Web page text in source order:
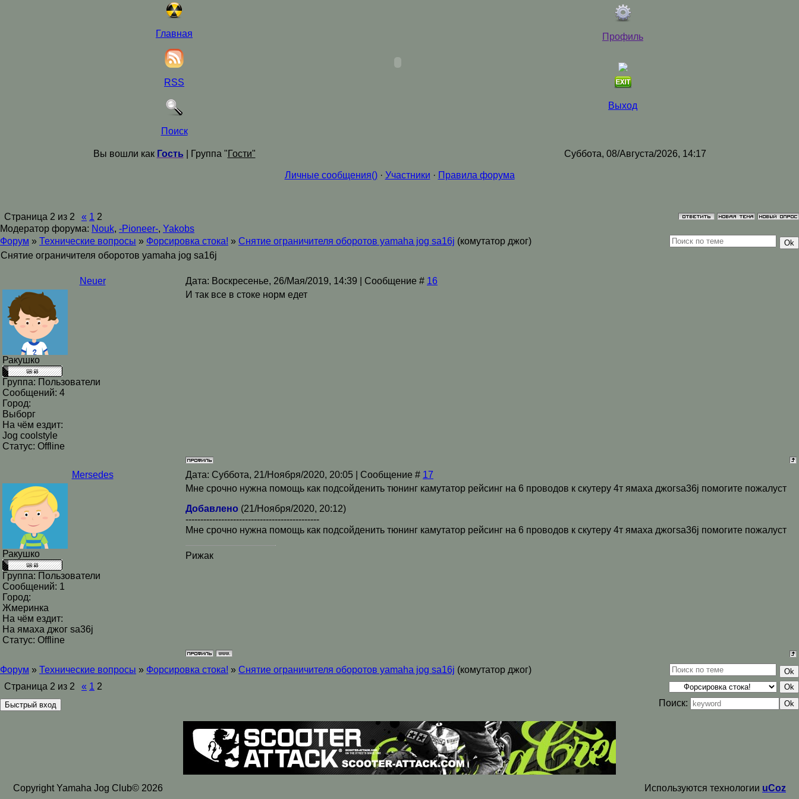
Главная
RSS
Поиск
Профиль
Выход
Вы вошли как Гость | Группа "Гости" Суббота, 08/Августа/2026, 14:17
Личные сообщения()· Участники · Правила форума
Страница 2 из 2 « 1 2
Модератор форума: Nouk, -Pioneer-, Yakobs
Форум » Технические вопросы » Форсировка стока! » Снятие ограничителя оборотов yamaha jog sa16j (комутатор джог)
Снятие ограничителя оборотов yamaha jog sa16j
Neuer Дата: Воскресенье, 26/Мая/2019, 14:39 | Сообщение # 16
Ракушко
Группа: Пользователи
Сообщений: 4
Город:
Выборг
На чём ездит:
Jog coolstyle
Статус: Offline
И так все в стоке норм едет
Mersedes Дата: Суббота, 21/Ноября/2020, 20:05 | Сообщение # 17
Ракушко
Группа: Пользователи
Сообщений: 1
Город:
Жмеринка
На чём ездит:
На ямаха джог sa36j
Статус: Offline
Мне срочно нужна помощь как подсойденить тюнинг камутатор рейсинг на 6 проводов к скутеру 4т ямаха джогsa36j помогите пожалуст
Добавлено (21/Ноября/2020, 20:12)
---------------------------------------------
Мне срочно нужна помощь как подсойденить тюнинг камутатор рейсинг на 6 проводов к скутеру 4т ямаха джогsa36j помогите пожалуст
Рижак
Форум » Технические вопросы » Форсировка стока! » Снятие ограничителя оборотов yamaha jog sa16j (комутатор джог)
Страница 2 из 2 « 1 2
Поиск:
Copyright Yamaha Jog Club© 2026 Используются технологии uCoz